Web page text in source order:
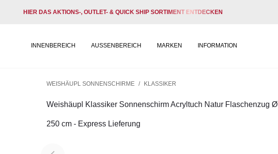
HIER DAS AKTIONS-, OUTLET- & QUICK SHIP SORTIMENT ENTDECKEN
INNENBEREICH AUSSENBEREICH MARKEN INFORMATION
WEISHÄUPL SONNENSCHIRME / KLASSIKER
Weishäupl Klassiker Sonnenschirm Acryltuch Natur Flaschenzug Ø
250 cm - Express Lieferung